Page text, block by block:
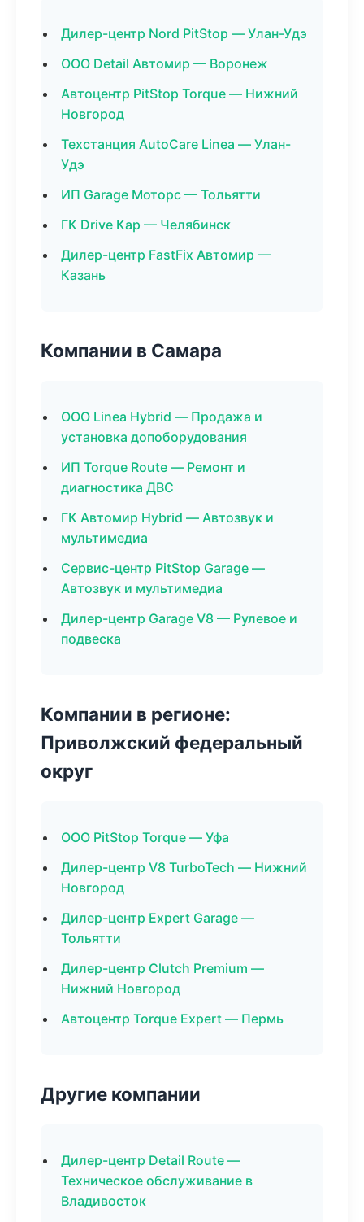
Дилер-центр Nord PitStop — Улан-Удэ
ООО Detail Автомир — Воронеж
Автоцентр PitStop Torque — Нижний
Новгород
Техстанция AutoCare Linea — Улан-
Удэ
ИП Garage Моторс — Тольятти
ГК Drive Кар — Челябинск
Дилер-центр FastFix Автомир —
Казань
Компании в Самара
ООО Linea Hybrid — Продажа и
установка допоборудования
ИП Torque Route — Ремонт и
диагностика ДВС
ГК Автомир Hybrid — Автозвук и
мультимедиа
Сервис-центр PitStop Garage —
Автозвук и мультимедиа
Дилер-центр Garage V8 — Рулевое и
подвеска
Компании в регионе:
Приволжский федеральный
округ
ООО PitStop Torque — Уфа
Дилер-центр V8 TurboTech — Нижний
Новгород
Дилер-центр Expert Garage —
Тольятти
Дилер-центр Clutch Premium —
Нижний Новгород
Автоцентр Torque Expert — Пермь
Другие компании
Дилер-центр Detail Route —
Техническое обслуживание в
Владивосток